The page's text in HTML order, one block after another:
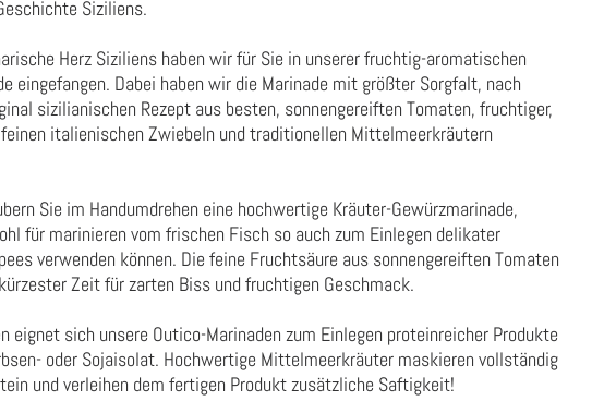
Siziliens.
Herz Siziliens haben wir für Sie in unserer fruchtig-aromatischen
eingefangen. Dabei haben wir die Marinade mit größter Sorgfalt, nach
sizilianischen Rezept aus besten, sonnengereiften Tomaten, fruchtiger,
italienischen Zwiebeln und traditionellen Mittelmeerkräutern
Sie im Handumdrehen eine hochwertige Kräuter-Gewürzmarinade,
für marinieren vom frischen Fisch so auch zum Einlegen delikater
verwenden können. Die feine Fruchtsäure aus sonnengereiften Tomaten
Zeit für zarten Biss und fruchtigen Geschmack.
eignet sich unsere Outico-Marinaden zum Einlegen proteinreicher Produkte
oder Sojaisolat. Hochwertige Mittelmeerkräuter maskieren vollständig
und verleihen dem fertigen Produkt zusätzliche Saftigkeit!